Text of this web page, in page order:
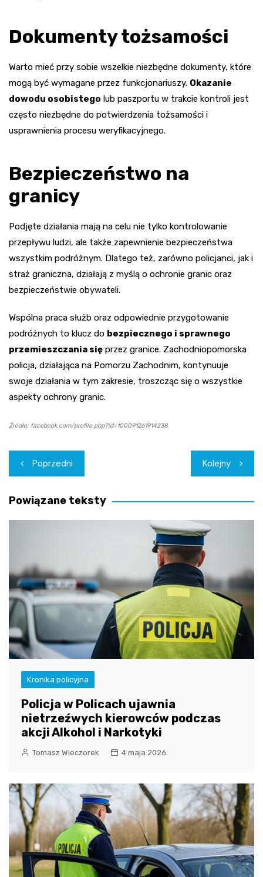
Dokumenty tożsamości
Warto mieć przy sobie wszelkie niezbędne dokumenty, które
mogą być wymagane przez funkcjonariuszy. Okazanie
dowodu osobistego lub paszportu w trakcie kontroli jest
często niezbędne do potwierdzenia tożsamości i
usprawnienia procesu weryfikacyjnego.
Bezpieczeństwo na
granicy
Podjęte działania mają na celu nie tylko kontrolowanie
przepływu ludzi, ale także zapewnienie bezpieczeństwa
wszystkim podróżnym. Dlatego też, zarówno policjanci, jak i
straż graniczna, działają z myślą o ochronie granic oraz
bezpieczeństwie obywateli.
Wspólna praca służb oraz odpowiednie przygotowanie
podróżnych to klucz do bezpiecznego i sprawnego
przemieszczania się przez granice. Zachodniopomorska
policja, działająca na Pomorzu Zachodnim, kontynuuje
swoje działania w tym zakresie, troszcząc się o wszystkie
aspekty ochrony granic.
Źródło: facebook.com/profile.php?id=100091261914238
Nawigacja
wpisu
Poprzedni Kolejny
Powiązane teksty
Kronika policyjna
Policja w Policach ujawnia
nietrzeźwych kierowców podczas
akcji Alkohol i Narkotyki
Tomasz Wieczorek 4 maja 2026